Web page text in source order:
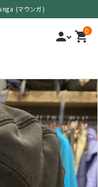
(マウンガ)
person 0
shopping_cart